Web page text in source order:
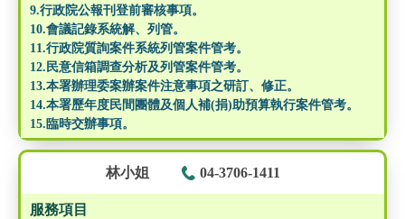
9.行政院公報刊登前審核事項。
10.會議記錄系統解、列管。
11.行政院質詢案件系統列管案件管考。
12.民意信箱調查分析及列管案件管考。
13.本署辦理委案辦案件注意事項之研訂、修正。
14.本署歷年度民間團體及個人補(捐)助預算執行案件管考。
15.臨時交辦事項。
林小姐 04-3706-1411
服務項目